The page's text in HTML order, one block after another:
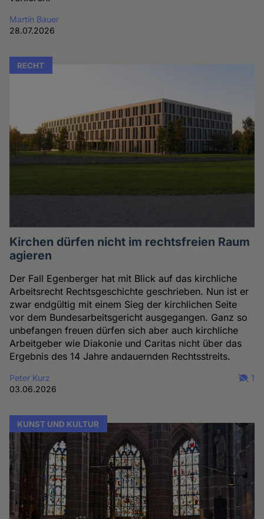
Martin Bauer
28.07.2026
RECHT
Kirchen dürfen nicht im rechtsfreien Raum
agieren
Der Fall Egenberger hat mit Blick auf das kirchliche
Arbeitsrecht Rechtsgeschichte geschrieben. Nun ist er
zwar endgültig mit einem Sieg der kirchlichen Seite
vor dem Bundesarbeitsgericht ausgegangen. Ganz so
unbefangen freuen dürfen sich aber auch kirchliche
Arbeitgeber wie Diakonie und Caritas nicht über das
Ergebnis des 14 Jahre andauernden Rechtsstreits.
Peter Kurz
03.06.2026
1
KUNST UND KULTUR